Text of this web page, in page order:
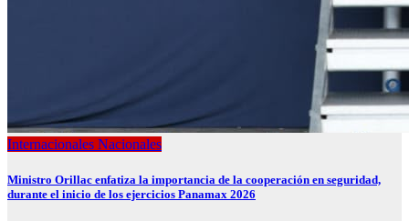
Internacionales Nacionales
Ministro Orillac enfatiza la importancia de la cooperación en seguridad,
durante el inicio de los ejercicios Panamax 2026